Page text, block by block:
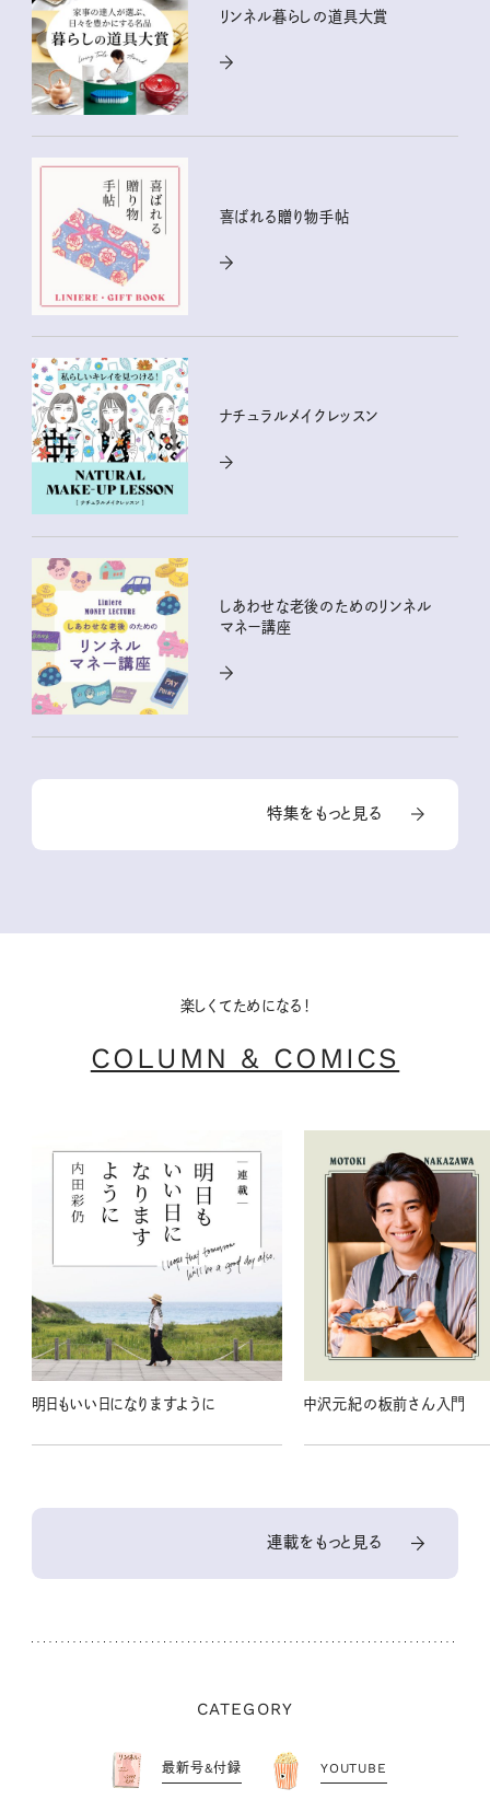
リンネル暮らしの道具大賞
喜ばれる贈り物手帖
ナチュラルメイクレッスン
しあわせな老後のためのリンネル
マネー講座
特集をもっと見る
楽しくてためになる！
COLUMN & COMICS
明日もいい日になりますように 中沢元紀の板前さん入門
連載をもっと見る
CATEGORY
最新号&付録 YOUTUBE